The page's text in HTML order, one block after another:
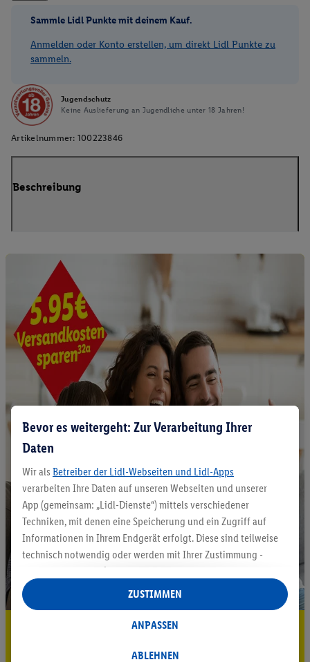
Sammle Lidl Punkte mit deinem Kauf.
Anmelden oder Konto erstellen, um direkt Lidl Punkte zu
sammeln.
Jugendschutz
Keine Auslieferung an Jugendliche unter 18 Jahren!
Artikelnummer: 100223846
Beschreibung
5.95 € Versand sparen³²ᵃ
Jetzt zum Newsletter anmelden
Bevor es weitergeht: Zur Verarbeitung Ihrer
Daten
Wir als Betreiber der Lidl-Webseiten und Lidl-Apps
verarbeiten Ihre Daten auf unseren Webseiten und unserer
App (gemeinsam: „Lidl-Dienste“) mittels verschiedener
Techniken, mit denen eine Speicherung und ein Zugriff auf
Informationen in Ihrem Endgerät erfolgt. Diese sind teilweise
technisch notwendig oder werden mit Ihrer Zustimmung -
auch durch Partner (u.a.
Verantwortliche; im Zusammenhang mit dem IAB TCF
insgesamt
Statistik-Erstellung oder für personalisierte Werbung
Datenverarbeitungen für personalisierte Werbung werden
ABLEHNEN
ANPASSEN
ZUSTIMMEN